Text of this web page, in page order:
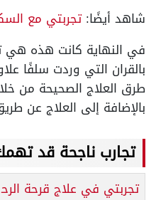
شاهد أيضًا:تجربتي مع
في النهاية كانت هذه هي
بالقران التي وردت سلفًا
طرق العلاج الصحيحة من
بالإضافة إلى العلاج عن
تجارب ناجحة قد
تجربتي في علاج قرحة الرح